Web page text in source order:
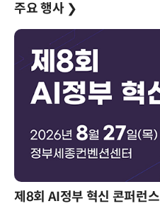
주요 행사 ❯
제8회 AI정부 혁신 콘퍼런스